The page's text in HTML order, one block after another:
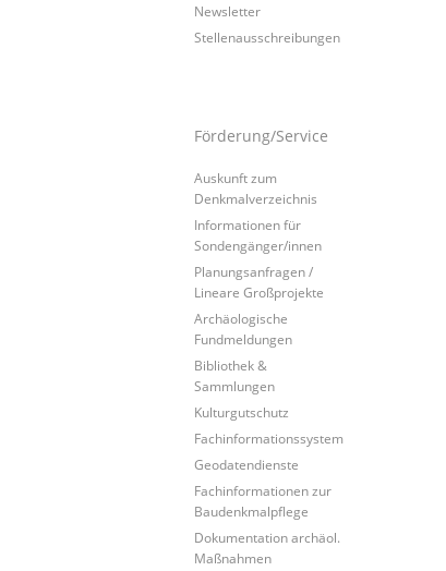
Newsletter
Stellenausschreibungen
Förderung/Service
Auskunft zum
Denkmalverzeichnis
Informationen für
Sondengänger/innen
Planungsanfragen /
Lineare Großprojekte
Archäologische
Fundmeldungen
Bibliothek &
Sammlungen
Kulturgutschutz
Fachinformationssystem
Geodatendienste
Fachinformationen zur
Baudenkmalpflege
Dokumentation archäol.
Maßnahmen